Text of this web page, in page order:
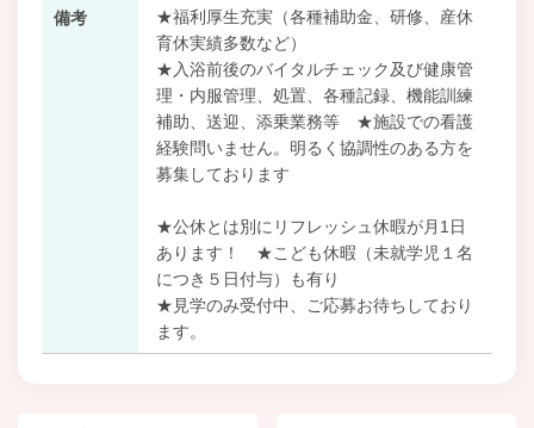
備考
★福利厚生充実（各種補助金、研修、産休
育休実績多数など）
★入浴前後のバイタルチェック及び健康管
理・内服管理、処置、各種記録、機能訓練
補助、送迎、添乗業務等 ★施設での看護
経験問いません。明るく協調性のある方を
募集しております
★公休とは別にリフレッシュ休暇が月1日
あります！ ★こども休暇（未就学児１名
につき５日付与）も有り
★見学のみ受付中、ご応募お待ちしており
ます。